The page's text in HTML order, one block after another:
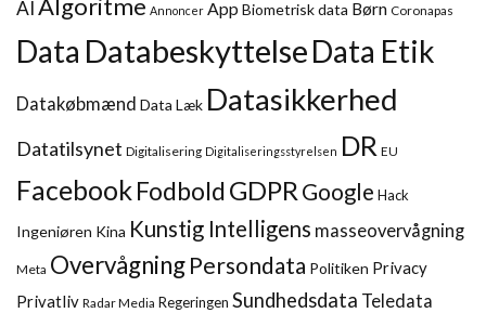
AI Annoncer App Biometrisk data Børn Coronapas
Data DatabeskyttelseData Etik
Datakøbmænd Data Læk Datasikkerhed
Datatilsynet Digitalisering Digitaliseringsstyrelsen DR EU
FacebookFodboldGDPR Google Hack
Ingeniøren Kina Kunstig Intelligens masseovervågning
Meta Overvågning Persondata Politiken Privacy
Privatliv Radar Media Regeringen Sundhedsdata Teledata